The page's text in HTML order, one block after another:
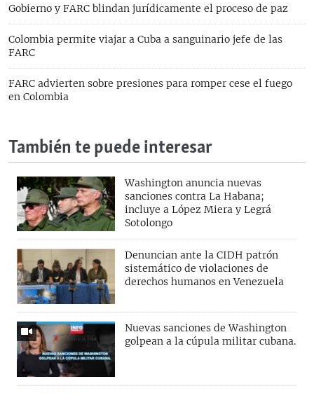
Gobierno y FARC blindan jurídicamente el proceso de paz
Colombia permite viajar a Cuba a sanguinario jefe de las
FARC
FARC advierten sobre presiones para romper cese el fuego
en Colombia
También te puede interesar
Washington anuncia nuevas
sanciones contra La Habana;
incluye a López Miera y Legrá
Sotolongo
Denuncian ante la CIDH patrón
sistemático de violaciones de
derechos humanos en Venezuela
Nuevas sanciones de Washington
golpean a la cúpula militar cubana.